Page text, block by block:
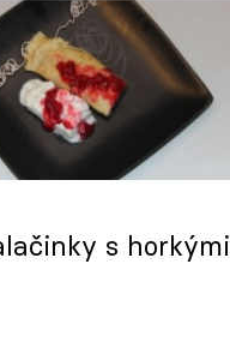
s horkými